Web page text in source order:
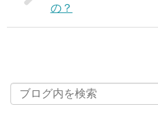
の？